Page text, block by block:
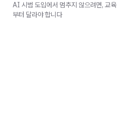
AI 시범 도입에서 멈추지 않으려면, 교육
부터 달라야 합니다